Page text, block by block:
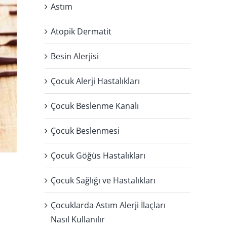
Astım
Atopik Dermatit
Besin Alerjisi
Çocuk Alerji Hastalıkları
Çocuk Beslenme Kanalı
Çocuk Beslenmesi
Çocuk Göğüs Hastalıkları
Çocuk Sağlığı ve Hastalıkları
Çocuklarda Astım Alerji İlaçları
Nasıl Kullanılır